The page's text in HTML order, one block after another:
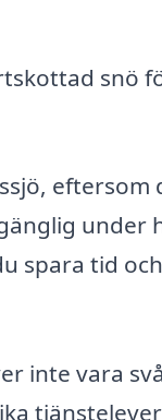
snö
eftersom
under
spara tid
inte vara